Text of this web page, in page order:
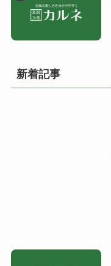
新着記事